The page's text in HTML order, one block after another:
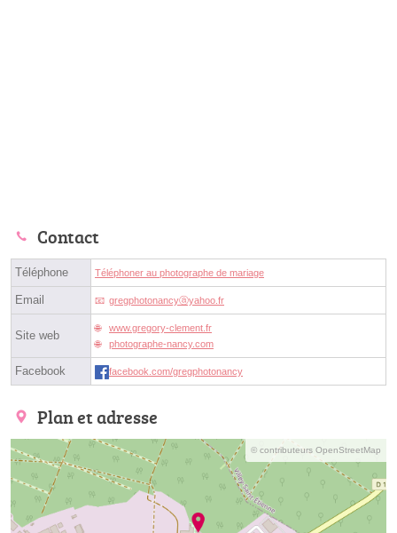
Contact
Téléphone Téléphoner au photographe de mariage
Email gregphotonancyⓐyahoo.fr
Site web
www.gregory-clement.fr
photographe-nancy.com
Facebook facebook.com/gregphotonancy
Plan et adresse
© contributeurs OpenStreetMap